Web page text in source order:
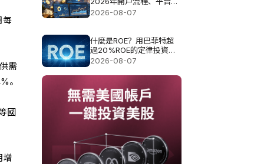
每
需
。
國
增
擇與費用指南
2026-08-07
什麼是ROE？用巴菲特超
過20%ROE的定律投資真
的可以？
2026-08-07